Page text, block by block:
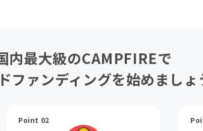
内最大級のCAMPFIREで
ファンディングを始めましょ
Point 02